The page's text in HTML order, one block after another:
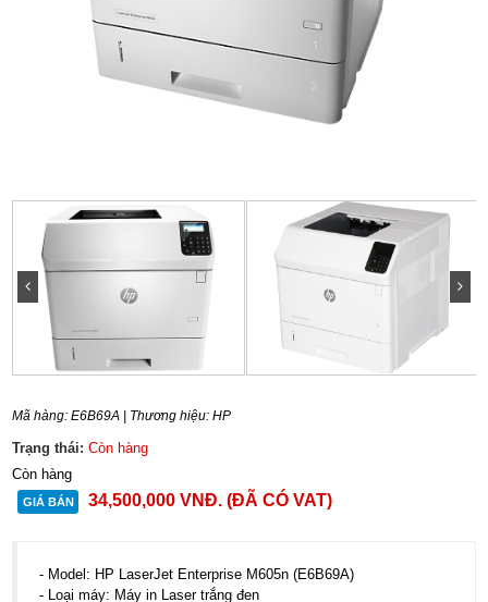
Mã hàng:E6B69A | Thương hiệu:HP
Trạng thái: Còn hàng
Còn hàng
GIÁ BÁN 34,500,000VNĐ. (ĐÃ CÓ VAT)
- Model: HP LaserJet Enterprise M605n (E6B69A)
- Loại máy: Máy in Laser trắng đen